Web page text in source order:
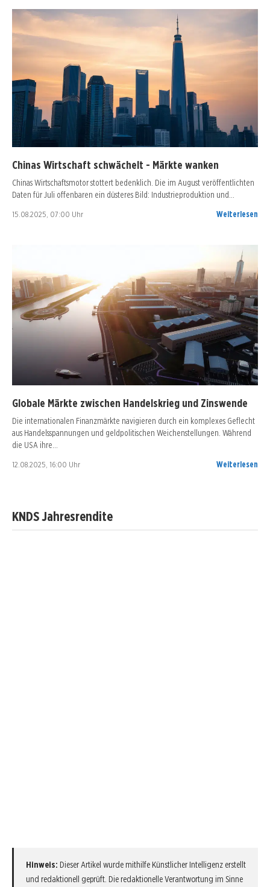
Chinas Wirtschaft schwächelt - Märkte wanken
Chinas Wirtschaftsmotor stottert bedenklich. Die im August veröffentlichten
Daten für Juli offenbaren ein düsteres Bild: Industrieproduktion und…
15.08.2025, 07:00 Uhr Weiterlesen
Globale Märkte zwischen Handelskrieg und Zinswende
Die internationalen Finanzmärkte navigieren durch ein komplexes Geflecht
aus Handelsspannungen und geldpolitischen Weichenstellungen. Während
die USA ihre…
12.08.2025, 16:00 Uhr Weiterlesen
KNDS Jahresrendite
Hinweis: Dieser Artikel wurde mithilfe Künstlicher Intelligenz erstellt
und redaktionell geprüft. Die redaktionelle Verantwortung im Sinne